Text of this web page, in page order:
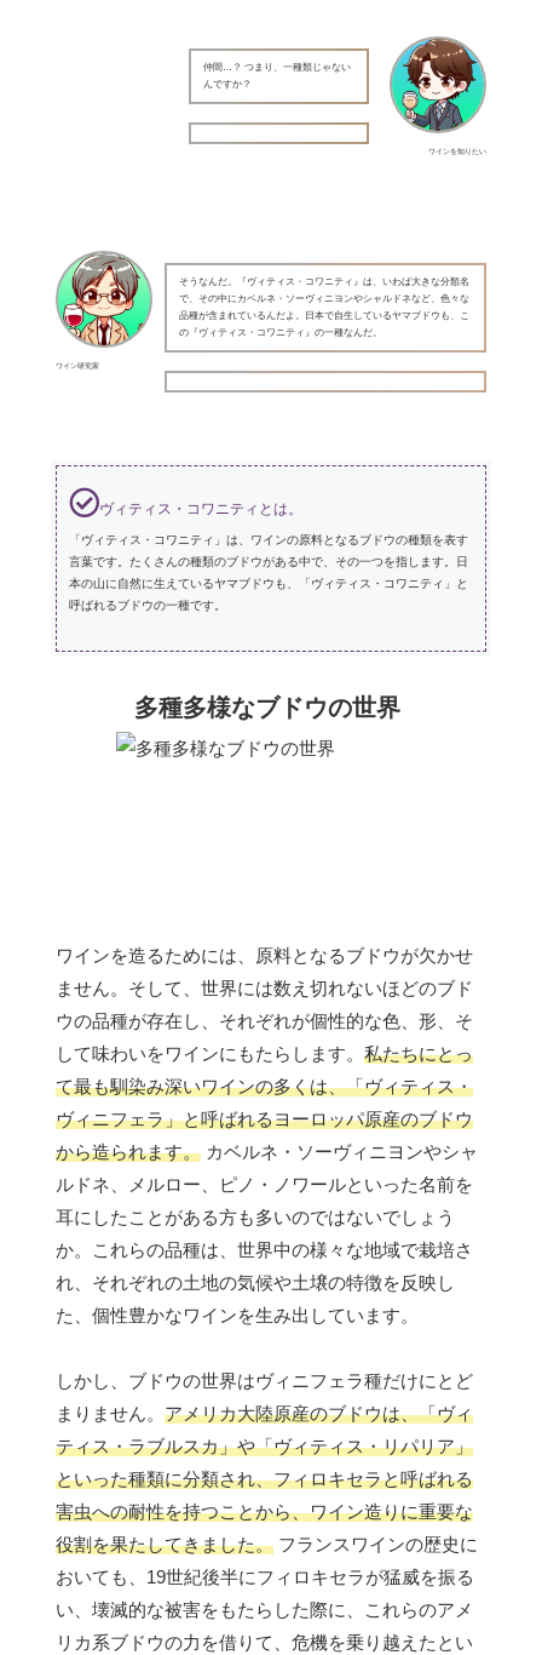
ワインを知りたい
仲間…？ つまり、一種類じゃない
んですか？
ワイン研究家
そうなんだ。『ヴィティス・コワニティ』は、いわば大きな分類名
で、その中にカベルネ・ソーヴィニヨンやシャルドネなど、色々な
品種が含まれているんだよ。日本で自生しているヤマブドウも、こ
の『ヴィティス・コワニティ』の一種なんだ。
ヴィティス・コワニティとは。
「ヴィティス・コワニティ」は、ワインの原料となるブドウの種類を表す
言葉です。たくさんの種類のブドウがある中で、その一つを指します。日
本の山に自然に生えているヤマブドウも、「ヴィティス・コワニティ」と
呼ばれるブドウの一種です。
多種多様なブドウの世界
ワインを造るためには、原料となるブドウが欠かせ
ません。そして、世界には数え切れないほどのブド
ウの品種が存在し、それぞれが個性的な色、形、そ
して味わいをワインにもたらします。 私たちにとっ
て最も馴染み深いワインの多くは、「ヴィティス・
ヴィニフェラ」と呼ばれるヨーロッパ原産のブドウ
から造られます。 カベルネ・ソーヴィニヨンやシャ
ルドネ、メルロー、ピノ・ノワールといった名前を
耳にしたことがある方も多いのではないでしょう
か。これらの品種は、世界中の様々な地域で栽培さ
れ、それぞれの土地の気候や土壌の特徴を反映し
た、個性豊かなワインを生み出しています。
しかし、ブドウの世界はヴィニフェラ種だけにとど
まりません。 アメリカ大陸原産のブドウは、「ヴィ
ティス・ラブルスカ」や「ヴィティス・リパリア」
といった種類に分類され、フィロキセラと呼ばれる
害虫への耐性を持つことから、ワイン造りに重要な
役割を果たしてきました。 フランスワインの歴史に
おいても、19世紀後半にフィロキセラが猛威を振る
い、壊滅的な被害をもたらした際に、これらのアメ
リカ系ブドウの力を借りて、危機を乗り越えたとい